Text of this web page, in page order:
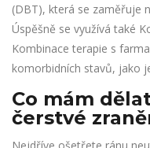
(DBT), která se zaměřuje
Úspěšně se využívá také
Kombinace terapie s
komorbidních stavů, jako
Co mám
čerstvé